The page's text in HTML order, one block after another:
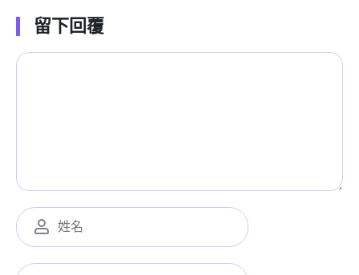
留下回覆